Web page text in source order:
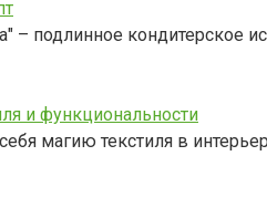
– подлинное кондитерское
и функциональности
магию текстиля в